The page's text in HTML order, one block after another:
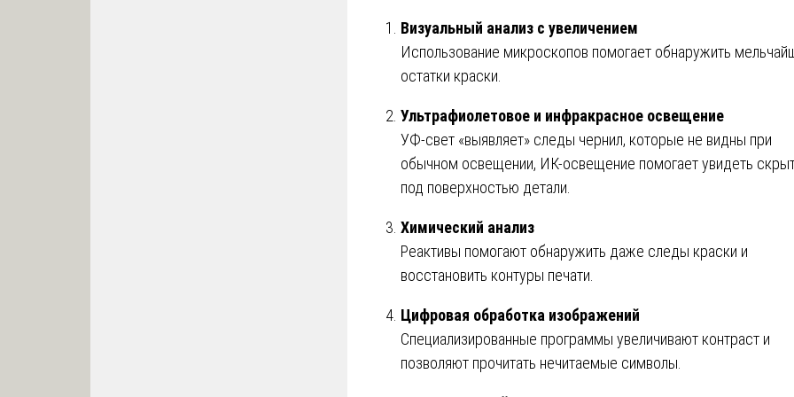
Визуальный анализ с увеличением
Использование микроскопов помогает обнаружить
остатки краски.
Ультрафиолетовое и инфракрасное освещение
УФ-свет «выявляет» следы чернил, которые не видны при
обычном освещении, ИК-освещение помогает увидеть
под поверхностью детали.
Химический анализ
Реактивы помогают обнаружить даже следы краски и
восстановить контуры печати.
Цифровая обработка изображений
Специализированные программы увеличивают контраст и
позволяют прочитать нечитаемые символы.